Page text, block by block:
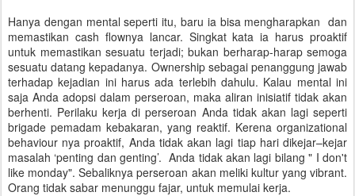
Hanya dengan mental seperti itu, baru ia bisa mengharapkan dan
memastikan cash flownya lancar. Singkat kata ia harus proaktif
untuk memastikan sesuatu terjadi; bukan berharap-harap semoga
sesuatu datang kepadanya. Ownership sebagai penanggung jawab
terhadap kejadian ini harus ada terlebih dahulu. Kalau mental ini
saja Anda adopsi dalam perseroan, maka aliran inisiatif tidak akan
berhenti. Perilaku kerja di perseroan Anda tidak akan lagi seperti
brigade pemadam kebakaran, yang reaktif. Kerena organizational
behaviour nya proaktif, Anda tidak akan lagi tiap hari dikejar–kejar
masalah ‘penting dan genting’. Anda tidak akan lagi bilang " I don't
like monday". Sebaliknya perseroan akan meliki kultur yang vibrant.
Orang tidak sabar menunggu fajar, untuk memulai kerja.